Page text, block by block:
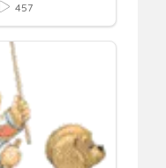
457